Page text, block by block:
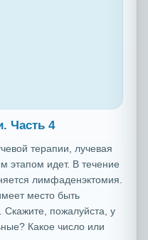
Часть 4
терапии, лучевая
этапом идет. В течение
лимфаденэктомия.
место быть
Скажите, пожалуйста, у
Какое число или